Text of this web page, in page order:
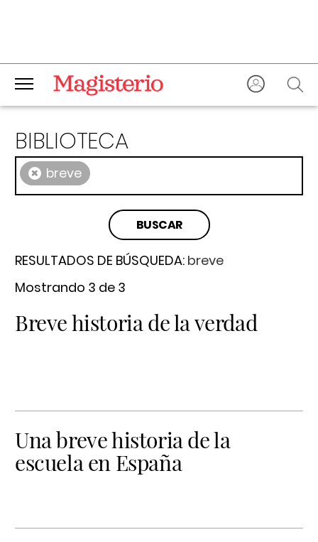
BIBLIOTECA
× breve
RESULTADOS DE BÚSQUEDA: breve
Mostrando 3 de 3
Breve historia de la verdad
Una breve historia de la
escuela en España